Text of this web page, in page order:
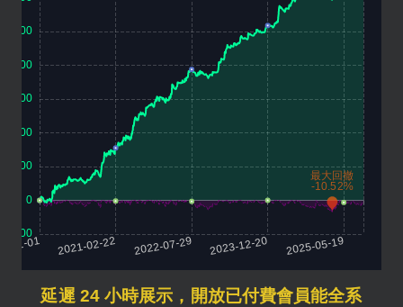
延遲 24 小時展示，開放已付費會員能全系